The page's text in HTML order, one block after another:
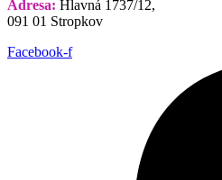
Adresa: Hlavná 1737/12,
091 01 Stropkov
Facebook-f